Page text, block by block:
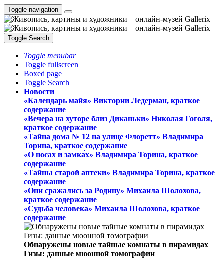
Toggle navigation
Toggle Search
Toggle menubar
Toggle fullscreen
Boxed page
Toggle Search
Новости
«Календарь майя» Виктории Ледерман, краткое
содержание
«Вечера на хуторе близ Диканьки» Николая Гоголя,
краткое содержание
«Тайна дома № 12 на улице Флоретт» Владимира
Торина, краткое содержание
«О носах и замка́х» Владимира Торина, краткое
содержание
«Тайны старой аптеки» Владимира Торина, краткое
содержание
«Они сражались за Родину» Михаила Шолохова,
краткое содержание
«Судьба человека» Михаила Шолохова, краткое
содержание
Обнаружены новые тайные комнаты в пирамидах
Гизы: данные мюонной томографии